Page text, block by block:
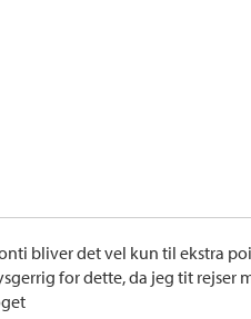
bliver det vel kun til ekstra
for dette, da jeg tit rejser